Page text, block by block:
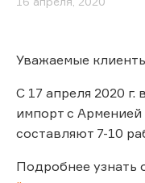
Уважаемые
С 17 апреля 2020 г.
импорт с
составляют 7-10
Подробнее узнать